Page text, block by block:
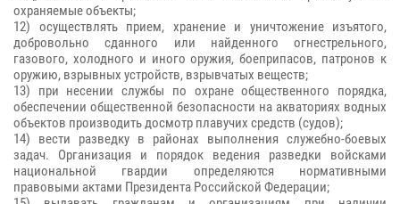
охраняемые объекты;
12) осуществлять прием, хранение и уничтожение изъятого,
добровольно сданного или найденного огнестрельного,
газового, холодного и иного оружия, боеприпасов, патронов к
оружию, взрывных устройств, взрывчатых веществ;
13) при несении службы по охране общественного порядка,
обеспечении общественной безопасности на акваториях водных
объектов производить досмотр плавучих средств (судов);
14) вести разведку в районах выполнения служебно-боевых
задач. Организация и порядок ведения разведки войсками
национальной гвардии определяются нормативными
правовыми актами Президента Российской Федерации;